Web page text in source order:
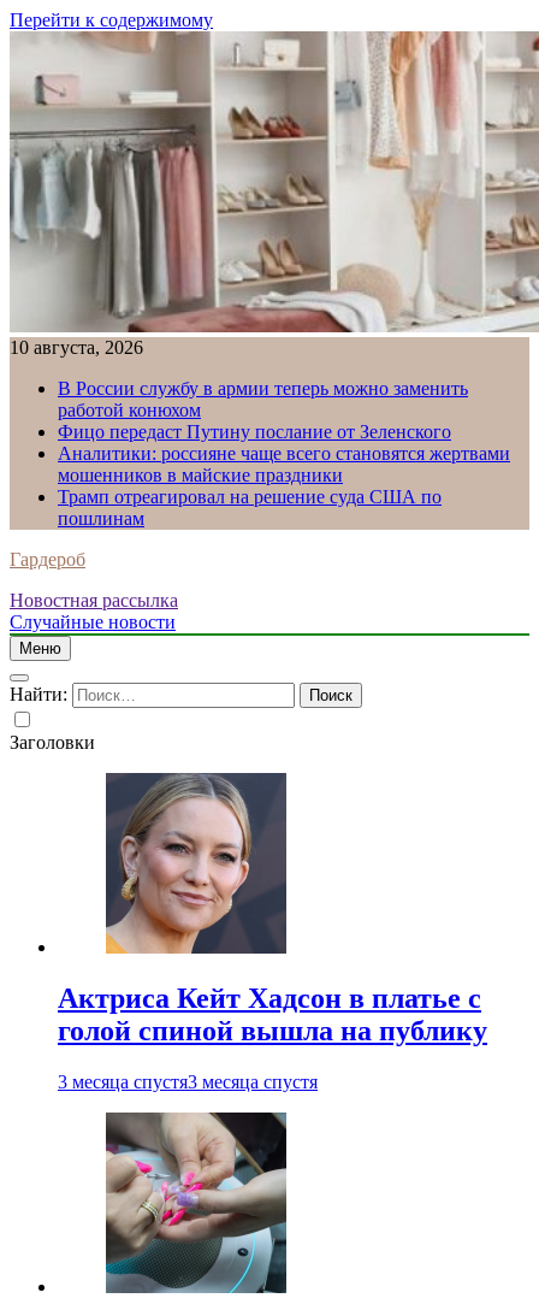
Перейти к содержимому
10 августа, 2026
В России службу в армии теперь можно заменить
работой конюхом
Фицо передаст Путину послание от Зеленского
Аналитики: россияне чаще всего становятся жертвами
мошенников в майские праздники
Трамп отреагировал на решение суда США по
пошлинам
Гардероб
Новостная рассылка
Случайные новости
Меню
Найти:
Заголовки
Актриса Кейт Хадсон в платье с
голой спиной вышла на публику
3 месяца спустя3 месяца спустя